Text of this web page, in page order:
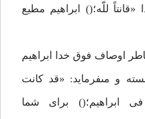
«قانتاً للّه؛() ابراهيم مطيع
اوصاف فوق خدا ابراهيم
و مىفرمايد: «قد كانت
ابراهيم؛() براى شما